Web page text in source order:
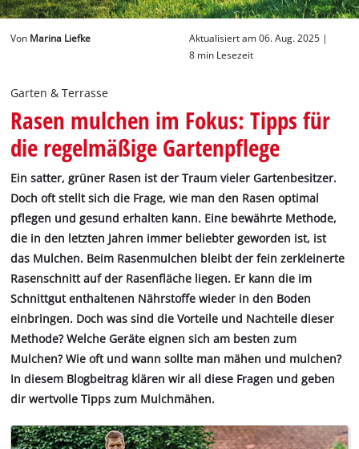
Deutsch
DEDeutsch
Von Marina Liefke
Aktualisiert am 06. Aug. 2025 |
8 min Lesezeit
Garten & Terrasse
Rasen mulchen im Fokus: Tipps für
die regelmäßige Gartenpflege
Ein satter, grüner Rasen ist der Traum vieler Gartenbesitzer.
Doch oft stellt sich die Frage, wie man den Rasen optimal
pflegen und gesund erhalten kann. Eine bewährte Methode,
die in den letzten Jahren immer beliebter geworden ist, ist
das Mulchen. Beim Rasenmulchen bleibt der fein zerkleinerte
Rasenschnitt auf der Rasenfläche liegen. Er kann die im
Schnittgut enthaltenen Nährstoffe wieder in den Boden
einbringen. Doch was sind die Vorteile und Nachteile dieser
Methode? Welche Geräte eignen sich am besten zum
Mulchen? Wie oft und wann sollte man mähen und mulchen?
In diesem Blogbeitrag klären wir all diese Fragen und geben
dir wertvolle Tipps zum Mulchmähen.